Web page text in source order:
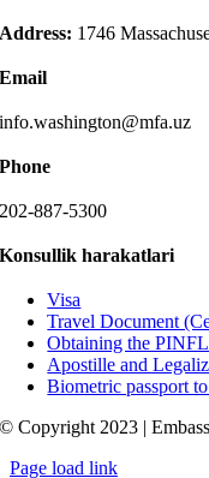
Address: 1746
Email
info.washington@mfa.uz
Phone
202-887-5300
Konsullik harakatlari
Visa
Travel Document
Obtaining the PINFL
Apostille and
Biometric passport
© Copyright 2023 |
Page load link